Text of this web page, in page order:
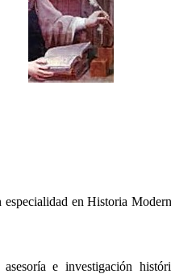
en Historia
e investigación